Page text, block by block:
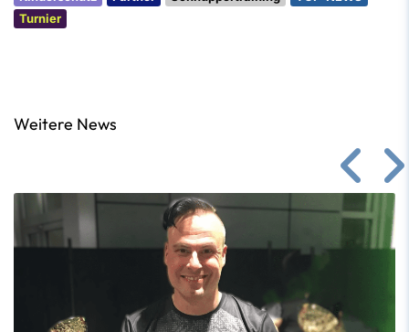
Turnier
Weitere News